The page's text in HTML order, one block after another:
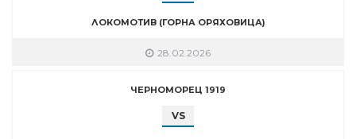
ЛОКОМОТИВ (ГОРНА ОРЯХОВИЦА)
28.02.2026
ЧЕРНОМОРЕЦ 1919
VS